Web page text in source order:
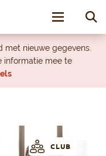
Toggle
met nieuwe gegevens.
informatie mee te
CLUB